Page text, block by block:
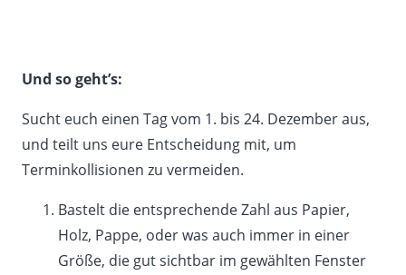
Und so geht’s:
Sucht euch einen Tag vom 1. bis 24. Dezember aus,
und teilt uns eure Entscheidung mit, um
Terminkollisionen zu vermeiden.
Bastelt die entsprechende Zahl aus Papier,
Holz, Pappe, oder was auch immer in einer
Größe, die gut sichtbar im gewählten Fenster